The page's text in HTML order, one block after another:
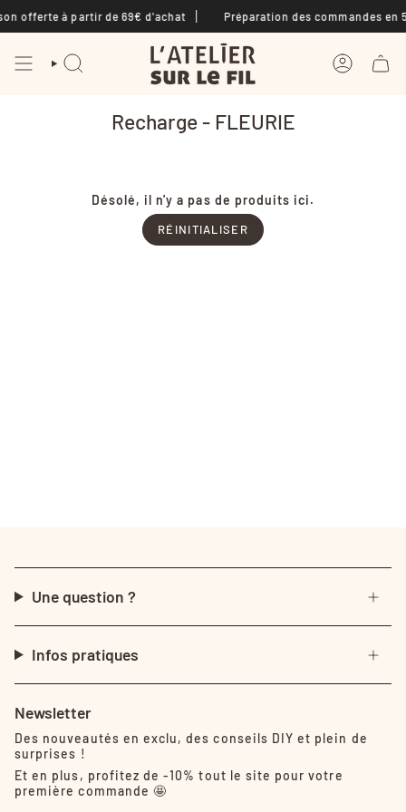
au
contenu
de
offerte à partir de 69€ d'achat Préparation des commandes en
RECHERCHE COMPTE
Recharge - FLEURIE
Désolé, il n'y a pas de produits ici.
RÉINITIALISER
Une question ?
Infos pratiques
Newsletter
Des nouveautés en exclu, des conseils DIY et plein de
surprises !
Et en plus, profitez de -10% tout le site pour votre
première commande 🤩